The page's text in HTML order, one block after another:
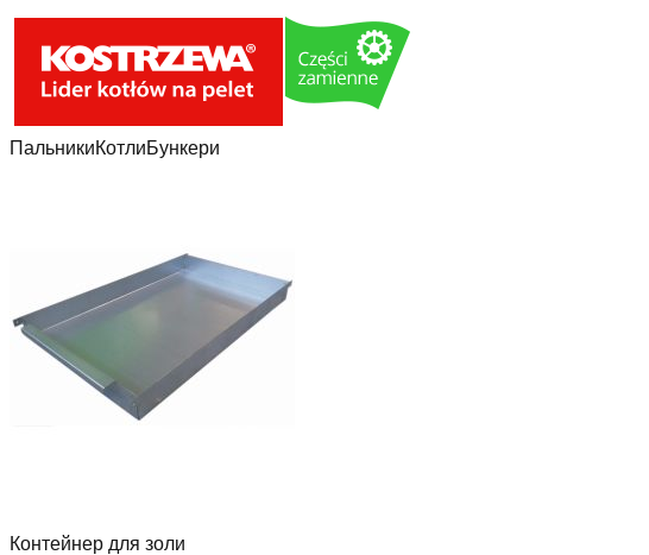
ПальникиКотлиБункери
Контейнер для золи